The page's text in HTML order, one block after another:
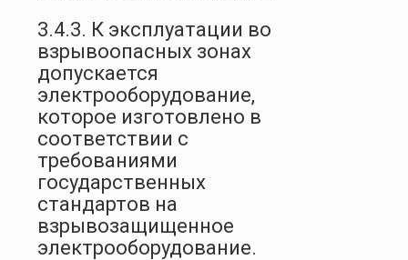
3.4.3. К эксплуатации во
взрывоопасных зонах
допускается
электрооборудование,
которое изготовлено в
соответствии с
требованиями
государственных
стандартов на
взрывозащищенное
электрооборудование.